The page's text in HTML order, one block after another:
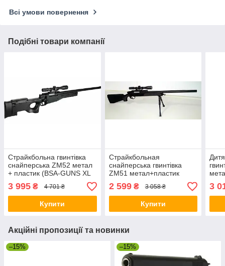
Всі умови повернення
Подібні товари компанії
Страйкбольна гвинтівка
снайперська ZM52 метал
+ пластик (BSA-GUNS XL
Tactical)
3 995 ₴ 4 701 ₴
Купити
Cтрайкбольная
снайперська гвинтівка
ZM51 метал+пластик
чорна
2 599₴ 3 058 ₴
Купити
3
Акційні пропозиції та новинки
–15% –15%